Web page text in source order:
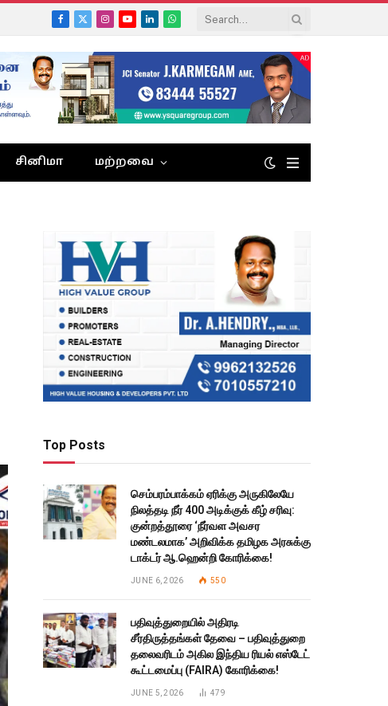
Facebook
X
Instagram
YouTube
LinkedInWhatsApp
சினிமா மற்றவை
Top Posts
செம்பரம்பாக்கம் ஏரிக்கு அருகிலேயே
நிலத்தடி நீர் 400 அடிக்குக் கீழ் சரிவு:
குன்றத்தூரை ‘நீர்வள அவசர
மண்டலமாக’ அறிவிக்க தமிழக அரசுக்கு
டாக்டர் ஆ.ஹென்றி கோரிக்கை!
JUNE 6, 2026 550
பதிவுத்துறையில் அதிரடி
சீர்திருத்தங்கள் தேவை – பதிவுத்துறை
தலைவரிடம் அகில இந்திய ரியல் எஸ்டேட்
கூட்டமைப்பு (FAIRA) கோரிக்கை!
JUNE 5, 2026 479